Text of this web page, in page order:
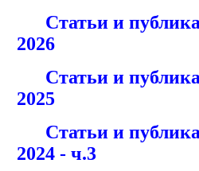
Статьи и
2026
Статьи и
2025
Статьи и
2024 - ч.3